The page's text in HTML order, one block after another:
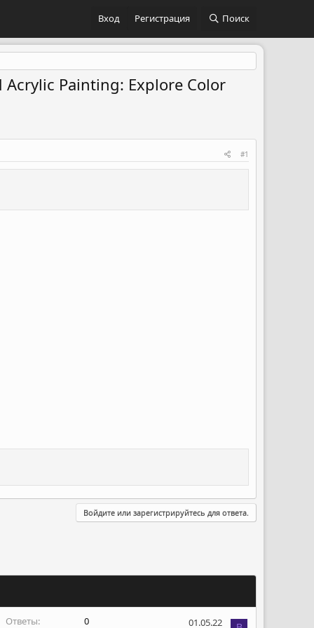
Вход Регистрация Поиск
Painting: Explore Color
#1
Войдите или зарегистрируйтесь для ответа.
Ответы
0
01.05.22